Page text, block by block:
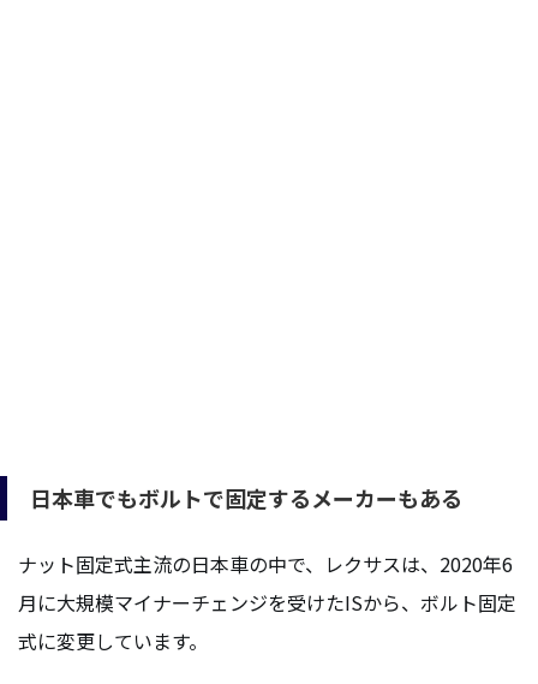
日本車でもボルトで固定するメーカーもある
ナット固定式主流の日本車の中で、レクサスは、2020年6
月に大規模マイナーチェンジを受けたISから、ボルト固定
式に変更しています。